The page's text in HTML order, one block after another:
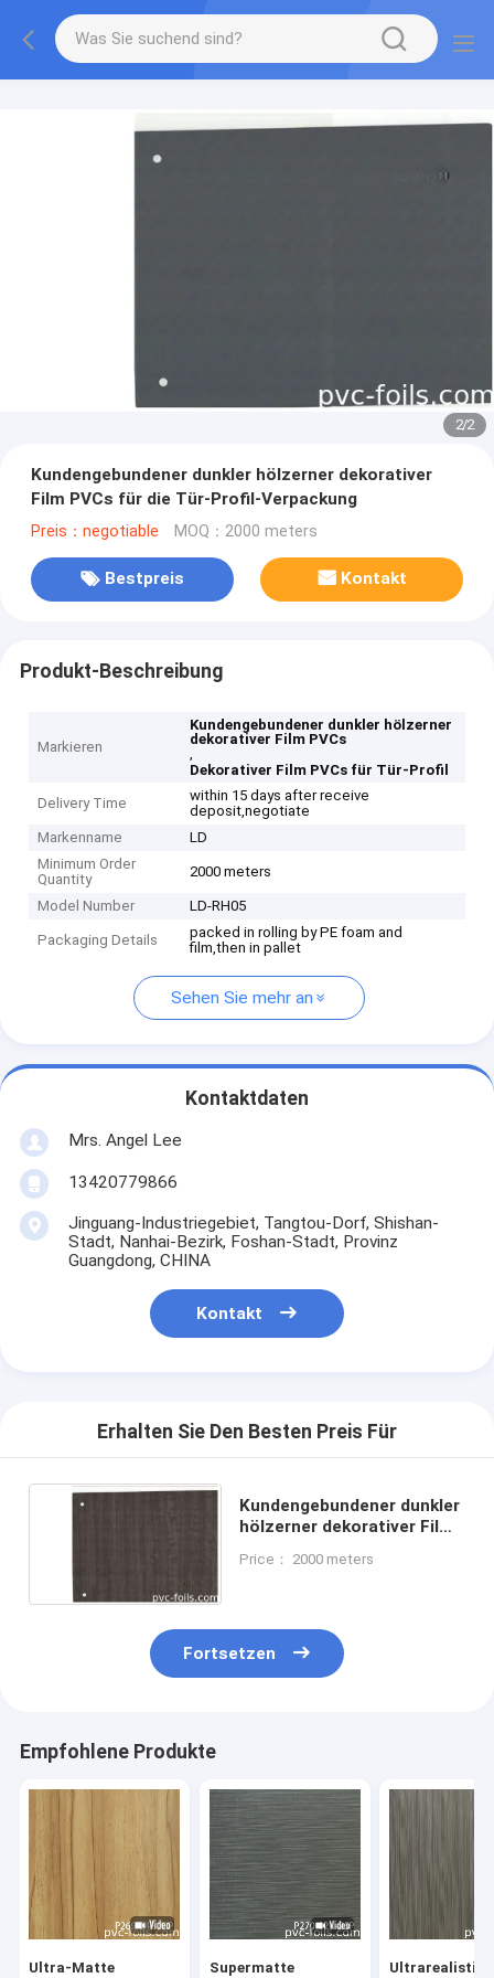
2/2
Kundengebundener dunkler hölzerner dekorativer
Film PVCs für die Tür-Profil-Verpackung
Preis：negotiable MOQ：2000 meters
Bestpreis Kontakt
Produkt-Beschreibung
Markieren
Kundengebundener dunkler hölzerner
dekorativer Film PVCs
,
Dekorativer Film PVCs für Tür-Profil
Delivery Time
within 15 days after receive
deposit,negotiate
Markenname
LD
Minimum Order
Quantity
2000 meters
Model Number LD-RH05
Packaging Details
packed in rolling by PE foam and
film,then in pallet
Sehen Sie mehr an
Kontaktdaten
Mrs. Angel Lee
13420779866
Jinguang-Industriegebiet, Tangtou-Dorf, Shishan-
Stadt, Nanhai-Bezirk, Foshan-Stadt, Provinz
Guangdong, CHINA
Kontakt
Erhalten Sie Den Besten Preis Für
Kundengebundener dunkler
hölzerner dekorativer Film
Verpackung
Price： 2000 meters
Fortsetzen
Empfohlene Produkte
Ultra-Matte
Supermatte